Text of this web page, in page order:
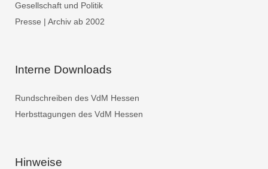
Gesellschaft und Politik
Presse | Archiv ab 2002
Interne Downloads
Rundschreiben des VdM Hessen
Herbsttagungen des VdM Hessen
Hinweise